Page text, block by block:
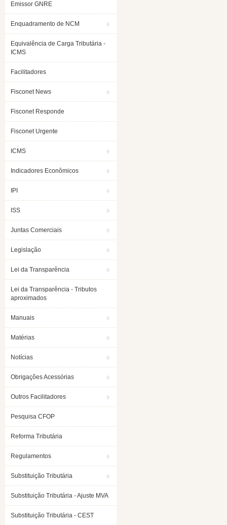
Emissor GNRE
Enquadramento de NCM
Equivalência de Carga Tributária -
ICMS
Facilitadores
Fisconet News
Fisconet Responde
Fisconet Urgente
ICMS
Indicadores Econômicos
IPI
ISS
Juntas Comerciais
Legislação
Lei da Transparência
Lei da Transparência - Tributos
aproximados
Manuais
Matérias
Notícias
Obrigações Acessórias
Outros Facilitadores
Pesquisa CFOP
Reforma Tributária
Regulamentos
Substituição Tributária
Substituição Tributária - Ajuste MVA
Substituição Tributária - CEST